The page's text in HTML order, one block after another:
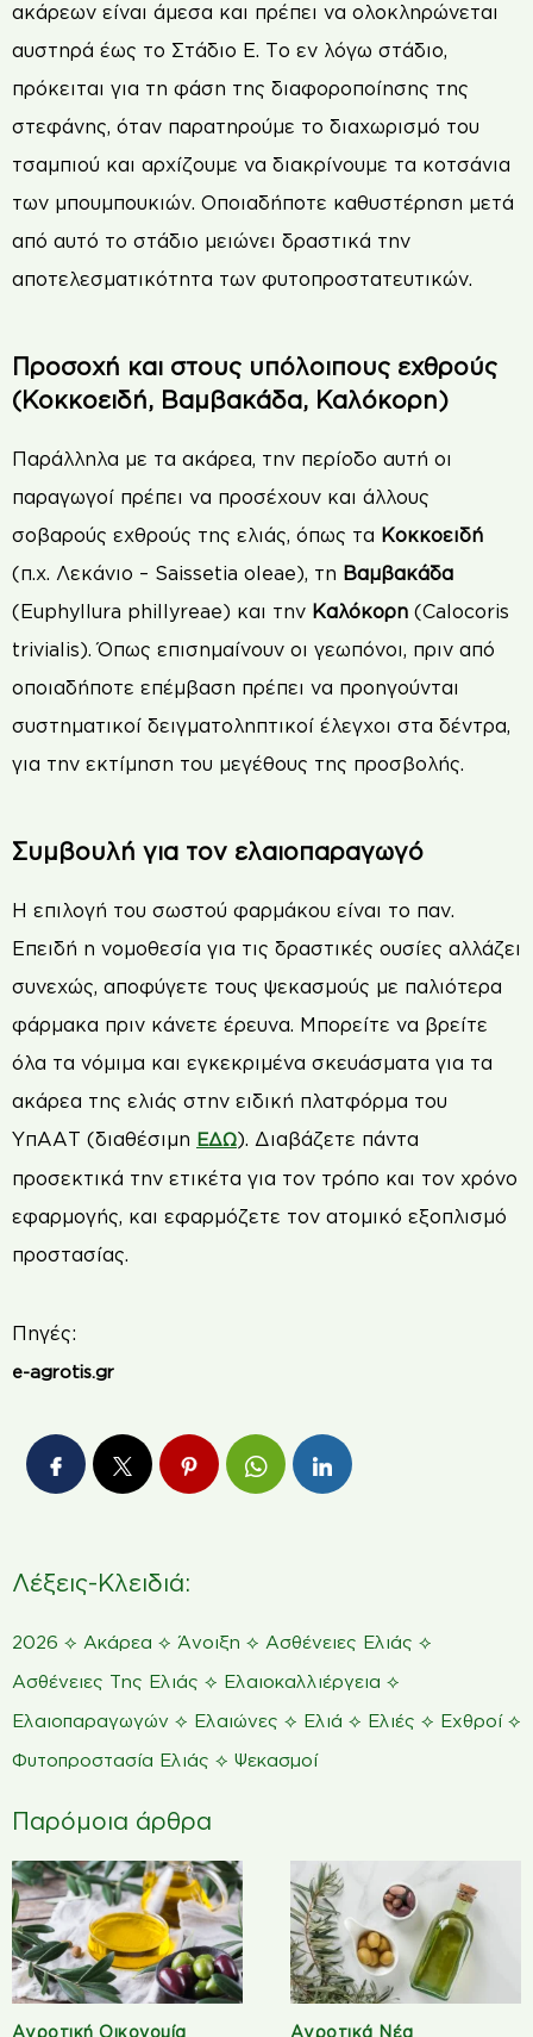
ακάρεων είναι άμεσα και πρέπει να ολοκληρώνεται
αυστηρά έως το Στάδιο Ε. Το εν λόγω στάδιο,
πρόκειται για τη φάση της διαφοροποίησης της
στεφάνης, όταν παρατηρούμε το διαχωρισμό του
τσαμπιού και αρχίζουμε να διακρίνουμε τα κοτσάνια
των μπουμπουκιών. Οποιαδήποτε καθυστέρηση μετά
από αυτό το στάδιο μειώνει δραστικά την
αποτελεσματικότητα των φυτοπροστατευτικών.
Προσοχή και στους υπόλοιπους εχθρούς
(Κοκκοειδή, Βαμβακάδα, Καλόκορη)
Παράλληλα με τα ακάρεα, την περίοδο αυτή οι
παραγωγοί πρέπει να προσέχουν και άλλους
σοβαρούς εχθρούς της ελιάς, όπως τα Κοκκοειδή
(π.χ. Λεκάνιο – Saissetia oleae), τη Βαμβακάδα
(Euphyllura phillyreae) και την Καλόκορη (Calocoris
trivialis). Όπως επισημαίνουν οι γεωπόνοι, πριν από
οποιαδήποτε επέμβαση πρέπει να προηγούνται
συστηματικοί δειγματοληπτικοί έλεγχοι στα δέντρα,
για την εκτίμηση του μεγέθους της προσβολής.
Συμβουλή για τον ελαιοπαραγωγό
Η επιλογή του σωστού φαρμάκου είναι το παν.
Επειδή η νομοθεσία για τις δραστικές ουσίες αλλάζει
συνεχώς, αποφύγετε τους ψεκασμούς με παλιότερα
φάρμακα πριν κάνετε έρευνα. Μπορείτε να βρείτε
όλα τα νόμιμα και εγκεκριμένα σκευάσματα για τα
ακάρεα της ελιάς στην ειδική πλατφόρμα του
ΥπΑΑΤ (διαθέσιμη ΕΔΩ). Διαβάζετε πάντα
προσεκτικά την ετικέτα για τον τρόπο και τον χρόνο
εφαρμογής, και εφαρμόζετε τον ατομικό εξοπλισμό
προστασίας.
Πηγές:
e-agrotis.gr
Λέξεις-Κλειδιά:
2026 ⟡ Ακάρεα ⟡ Άνοιξη ⟡ Ασθένειες Ελιάς ⟡
Ασθένειες Της Ελιάς ⟡ Ελαιοκαλλιέργεια ⟡
Ελαιοπαραγωγών ⟡ Ελαιώνες ⟡ Ελιά ⟡ Ελιές ⟡ Εχθροί⟡
Φυτοπροστασία Ελιάς ⟡ Ψεκασμοί
Παρόμοια άρθρα
Αγροτική Οικονομία Αγροτικά Νέα